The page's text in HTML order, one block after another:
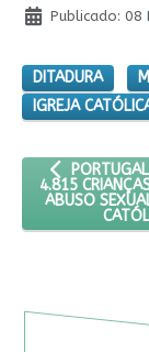
Publicado: 08
DITADURA
IGREJA
ARTIGO
4.815
ABUSO